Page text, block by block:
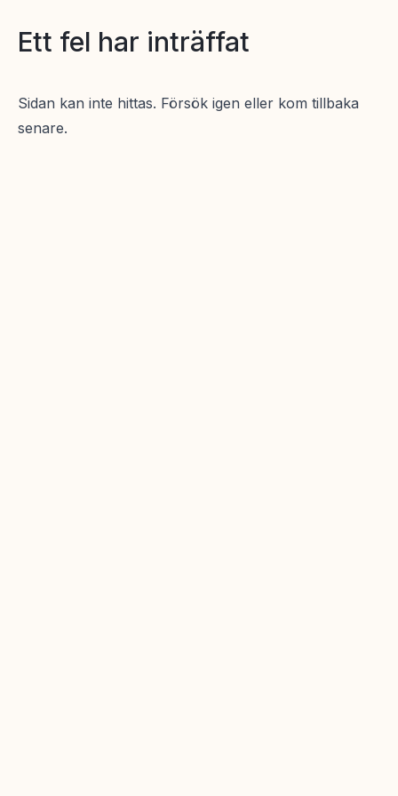
Ett fel har inträffat
Sidan kan inte hittas. Försök igen eller kom tillbaka
senare.